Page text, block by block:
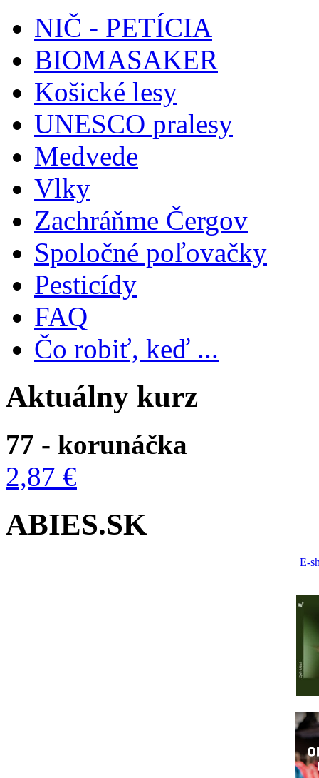
NIČ - PETÍCIA
BIOMASAKER
Košické lesy
UNESCO pralesy
Medvede
Vlky
Zachráňme Čergov
Spoločné poľovačky
Pesticídy
FAQ
Čo robiť, keď ...
Aktuálny kurz
77 - korunáčka
2,87 €
ABIES.SK
E-